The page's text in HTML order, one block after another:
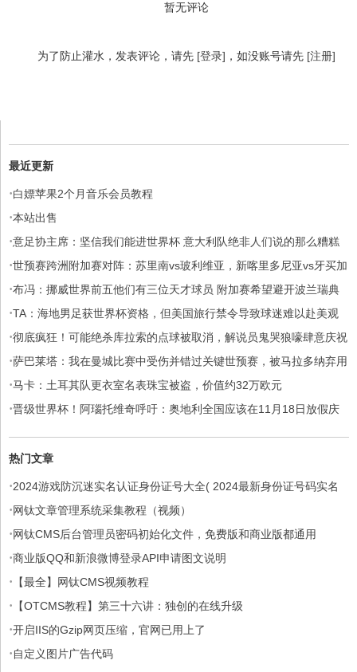
暂无评论
为了防止灌水，发表评论，请先 [登录] ，如没账号请先 [注册]
最近更新
·白嫖苹果2个月音乐会员教程
·本站出售
·意足协主席：坚信我们能进世界杯 意大利队绝非人们说的那么糟糕
·世预赛跨洲附加赛对阵：苏里南vs玻利维亚，新喀里多尼亚vs牙买加
·布冯：挪威世界前五他们有三位天才球员 附加赛希望避开波兰瑞典
·TA：海地男足获世界杯资格，但美国旅行禁令导致球迷难以赴美观
赛
·彻底疯狂！可能绝杀库拉索的点球被取消，解说员鬼哭狼嚎肆意庆祝
·萨巴莱塔：我在曼城比赛中受伤并错过关键世预赛，被马拉多纳弃用
·马卡：土耳其队更衣室名表珠宝被盗，价值约32万欧元
·晋级世界杯！阿瑙托维奇呼吁：奥地利全国应该在11月18日放假庆
热门文章
·2024游戏防沉迷实名认证身份证号大全( 2024最新身份证号码实名
认证免费用)
·网钛文章管理系统采集教程（视频）
·网钛CMS后台管理员密码初始化文件，免费版和商业版都通用
·商业版QQ和新浪微博登录API申请图文说明
· 【最全】网钛CMS视频教程
· 【OTCMS教程】第三十六讲：独创的在线升级
·开启IIS的Gzip网页压缩，官网已用上了
·自定义图片广告代码